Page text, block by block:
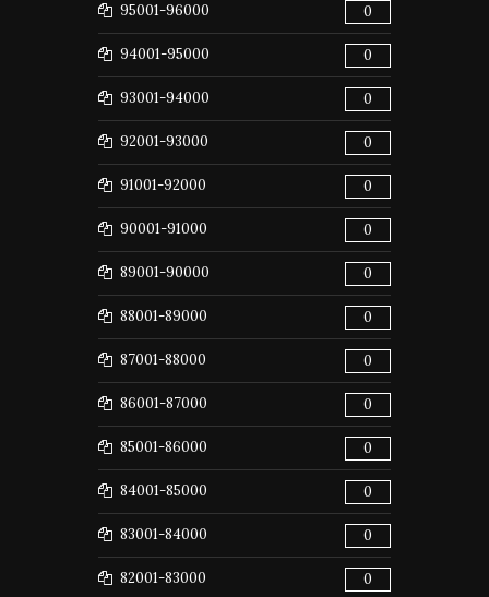
95001-96000 0
94001-95000 0
93001-94000 0
92001-93000 0
91001-92000 0
90001-91000 0
89001-90000 0
88001-89000 0
87001-88000 0
86001-87000 0
85001-86000 0
84001-85000 0
83001-84000 0
82001-83000 0